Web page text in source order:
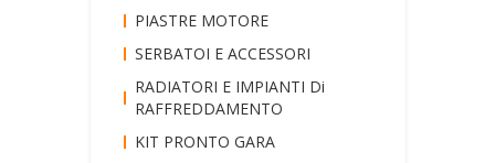
PIASTRE MOTORE
SERBATOI E ACCESSORI
RADIATORI E IMPIANTI Di
RAFFREDDAMENTO
KIT PRONTO GARA